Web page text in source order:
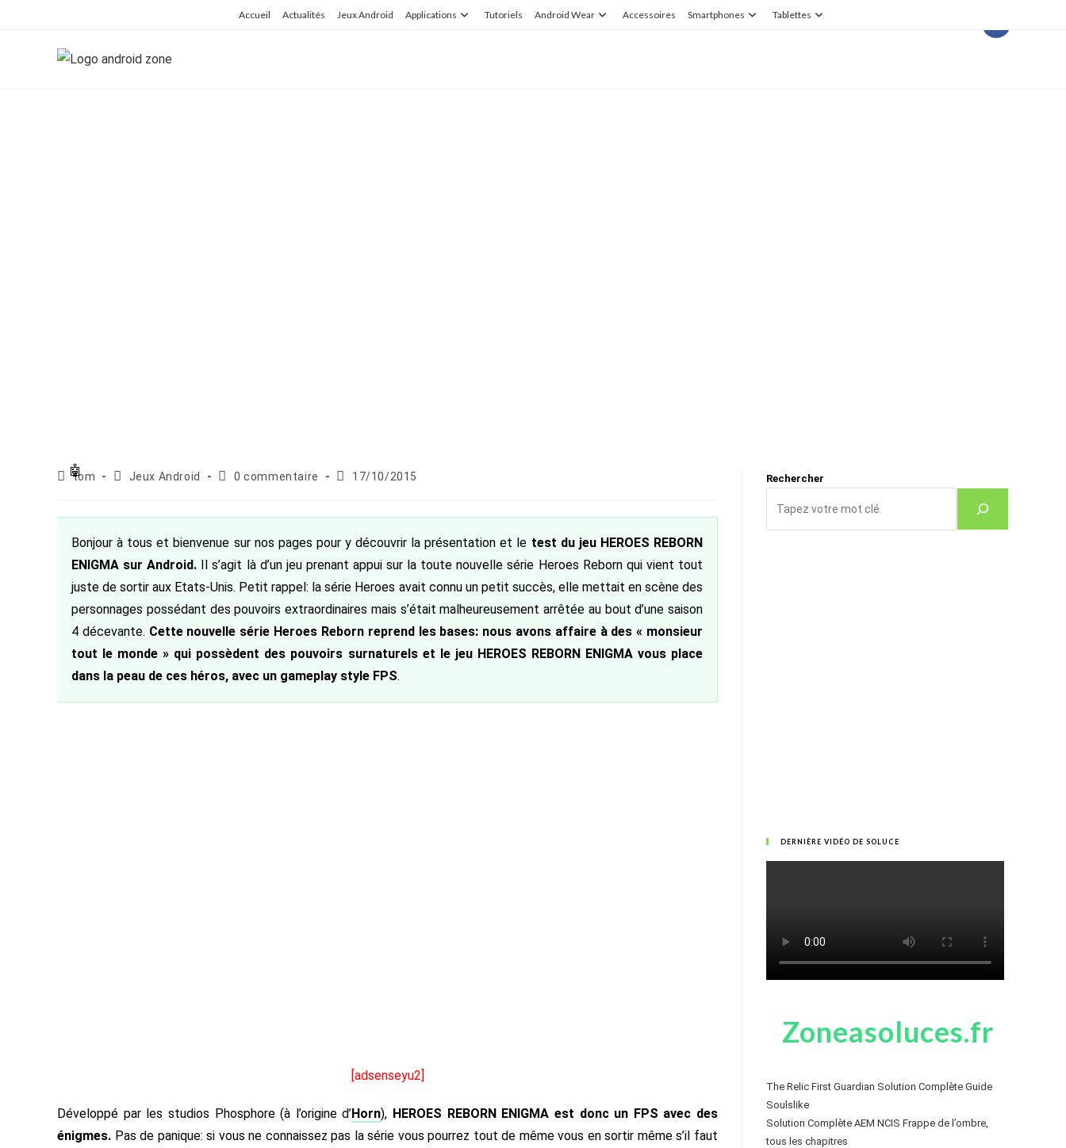
Accueil Actualités Jeux Android Applications Tutoriels Android Wear Accessoires Smartphones Tablettes
Auteur/autrice
publication :
tom
PostJeux Android
Commentaires
publication :
0 commentaire
Publication
17/10/2015
Bonjour à tous et bienvenue sur nos pages pour y découvrir la présentation et le test du jeu HEROES REBORN
ENIGMA sur Android. Il s’agit là d’un jeu prenant appui sur la toute nouvelle série Heroes Reborn qui vient tout
juste de sortir aux Etats-Unis. Petit rappel: la série Heroes avait connu un petit succès, elle mettait en scène des
personnages possédant des pouvoirs extraordinaires mais s’était malheureusement arrêtée au bout d’une saison
4 décevante. Cette nouvelle série Heroes Reborn reprend les bases: nous avons affaire à des « monsieur
tout le monde » qui possèdent des pouvoirs surnaturels et le jeu HEROES REBORN ENIGMA vous place
dans la peau de ces héros, avec un gameplay style FPS.
[adsenseyu2]
Développé par les studios Phosphore (à l’origine d’Horn), HEROES REBORN ENIGMA est donc un FPS avec des
énigmes. Pas de panique: si vous ne connaissez pas la série vous pourrez tout de même vous en sortir même s’il faut
Rechercher
DERNIÈRE VIDÉO DE SOLUCE
Zoneasoluces.fr
The Relic First Guardian Solution Complète Guide
Soulslike
Solution Complète AEM NCIS Frappe de l’ombre,
tous les chapitres